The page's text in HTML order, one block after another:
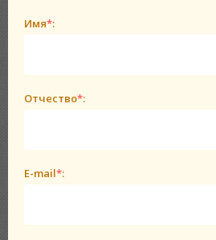
Имя*:
Отчество*:
E-mail*: